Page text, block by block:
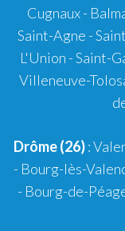
Cugnaux-
Saint-Agne -
L'Union - Saint-
Villeneuve-
Drôme (26):
- Bourg-lès-
- Bourg-de-